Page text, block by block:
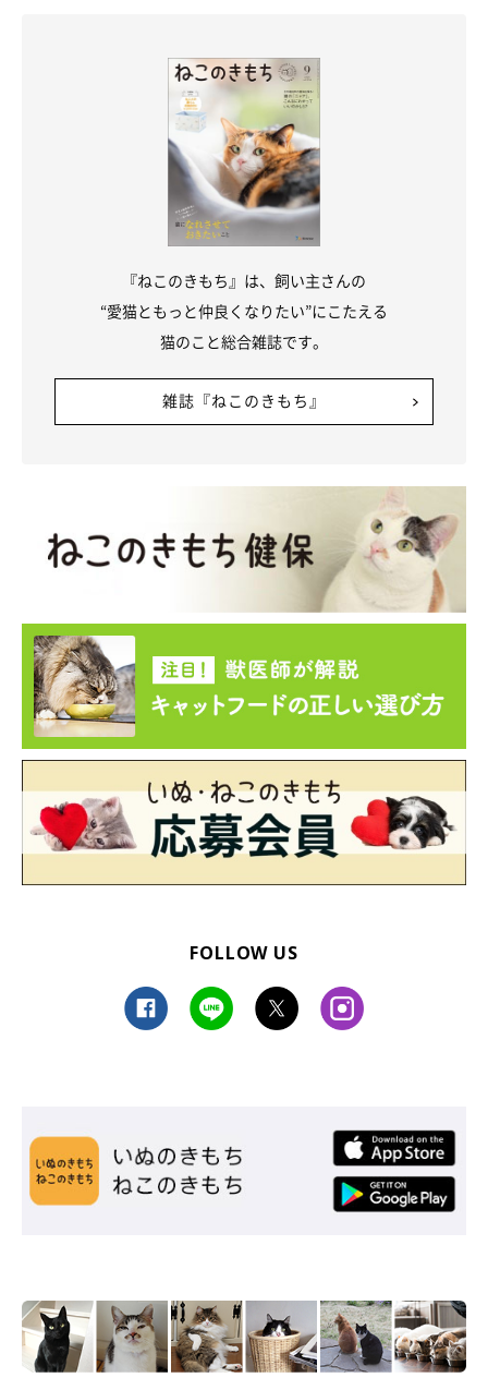
※記事と写真に関連性はありませんので予めご了承ください。
『ねこのきもち』は、飼い主さんの
“愛猫ともっと仲良くなりたい”にこたえる
猫のこと総合雑誌です。
雑誌『ねこのきもち』
FOLLOW US